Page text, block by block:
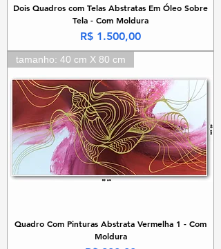
Dois Quadros com Telas Abstratas Em Óleo Sobre
Tela - Com Moldura
Preço
R$ 1.500,00
tamanho: 40 cm X 80 cm
Quadro Com Pinturas Abstrata Vermelha 1 - Com
Moldura